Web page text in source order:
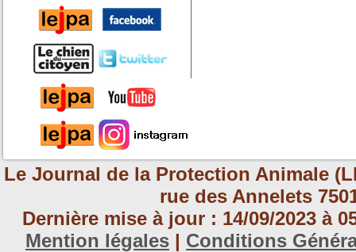
Le Journal de la Protection Animale
rue des Annelets
Dernière mise à jour : 14/09/2023 à
Mention légales | Conditions